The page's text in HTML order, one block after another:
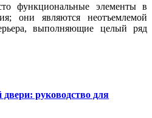
функциональные элементы в
они являются неотъемлемой
выполняющие целый ряд
двери: руководство для